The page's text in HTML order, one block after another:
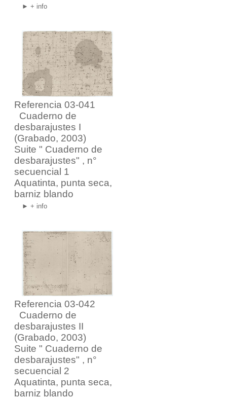
► + info
Referencia 03-041
Cuaderno de
desbarajustes I
(Grabado, 2003)
Suite " Cuaderno de
desbarajustes" , n°
secuencial 1
Aquatinta, punta seca,
barniz blando
► + info
Referencia 03-042
Cuaderno de
desbarajustes II
(Grabado, 2003)
Suite " Cuaderno de
desbarajustes" , n°
secuencial 2
Aquatinta, punta seca,
barniz blando